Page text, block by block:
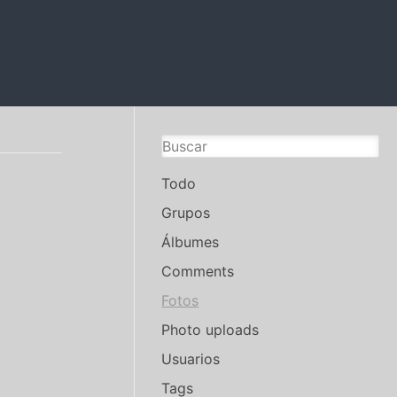
Todo
Grupos
Álbumes
Comments
Fotos
Photo uploads
Usuarios
Tags